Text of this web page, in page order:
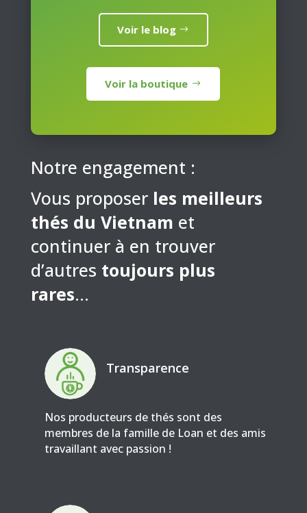
Voir le blog
Voir la boutique
Notre engagement :
Vous proposer les meilleurs
thés du Vietnam et
continuer à en trouver
d’autres toujours plus
rares…
Transparence
Nos producteurs de thés sont des
membres de la famille de Loan et des amis
travaillant avec passion !